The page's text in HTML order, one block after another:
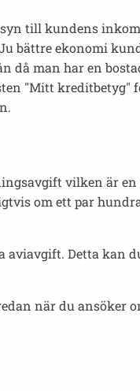
till kundens
bättre ekonomi
då man har en
"Mitt kreditbetyg"
vilken är en
om ett par
aviavgift. Detta kan
när du ansöker